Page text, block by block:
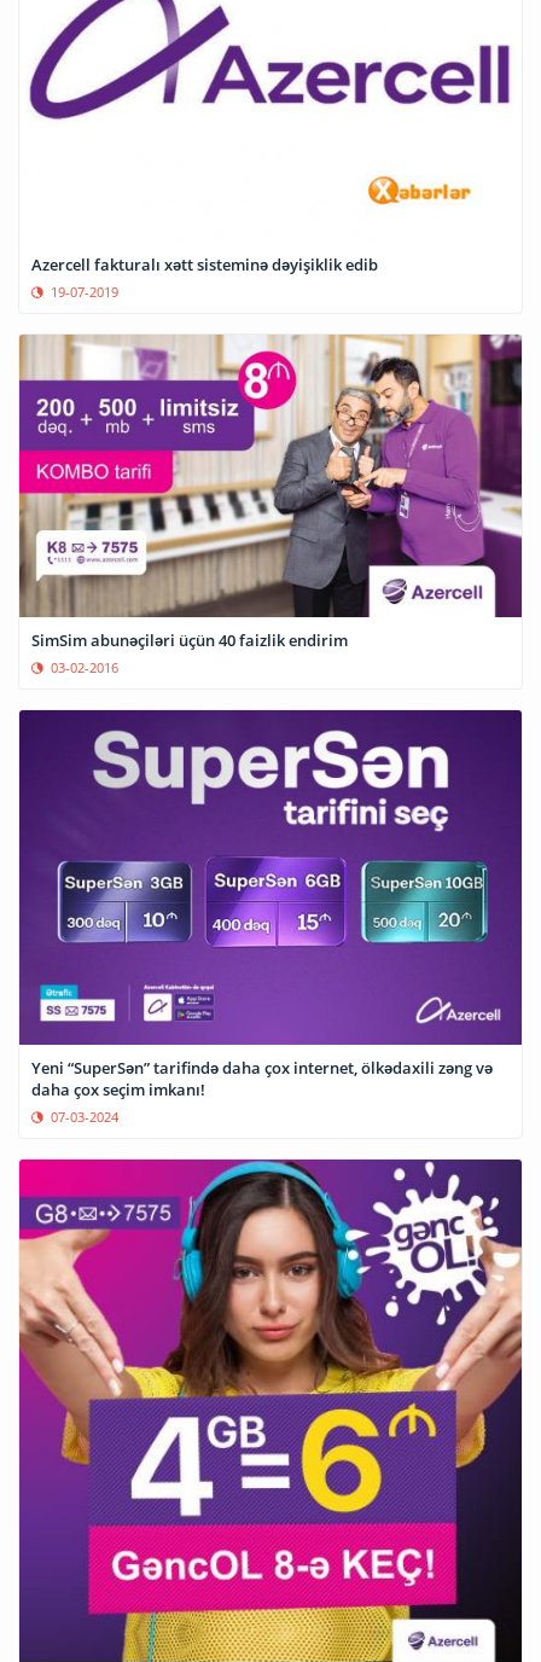
Azercell fakturalı xətt sisteminə dəyişiklik edib
19-07-2019
SimSim abunəçiləri üçün 40 faizlik endirim
03-02-2016
Yeni “SuperSən” tarifində daha çox internet, ölkədaxili zəng və
daha çox seçim imkanı!
07-03-2024